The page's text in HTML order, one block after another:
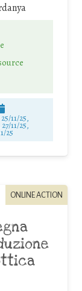
25/11/25,
27/11/25,
25
ONLINE ACTION